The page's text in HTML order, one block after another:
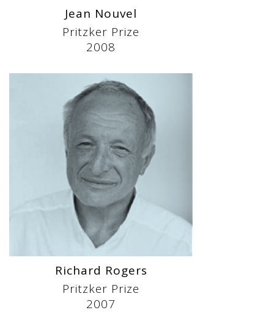
Jean Nouvel
Pritzker Prize
2008
Richard Rogers
Pritzker Prize
2007